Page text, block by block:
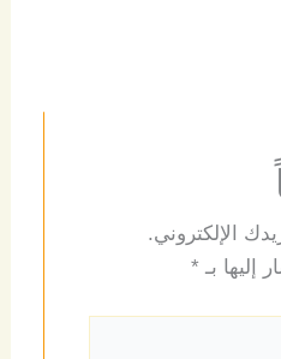
الإلكتروني.
إليها بـ *